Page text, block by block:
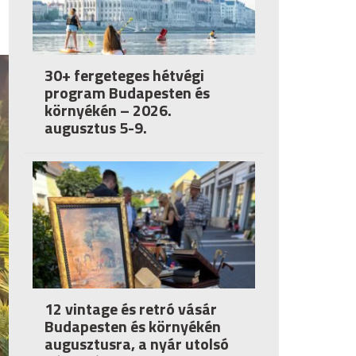
30+ fergeteges hétvégi
program Budapesten és
környékén – 2026.
augusztus 5-9.
12 vintage és retró vásár
Budapesten és környékén
augusztusra, a nyár utolsó